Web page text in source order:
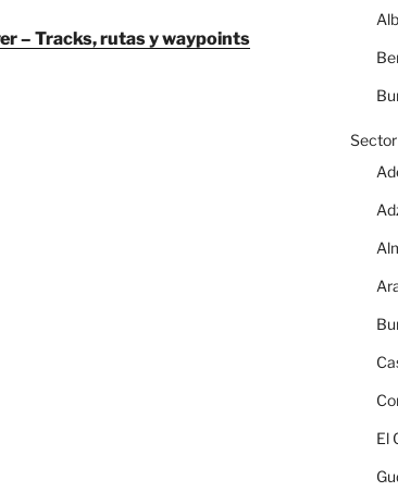
– Tracks, rutas y waypoints
Sector
El